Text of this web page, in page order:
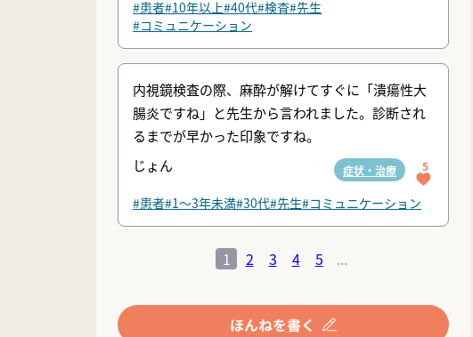
#患者#10年以上#40代#検査#先生
#コミュニケーション
内視鏡検査の際、麻酔が解けてすぐに「潰瘍性大
腸炎ですね」と先生から言われました。診断され
るまでが早かった印象ですね。
じょん
症状・治療 5
#患者#1〜3年未満#30代#先生#コミュニケーション
1 2 3 4 5 ...